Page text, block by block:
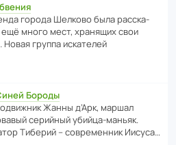
города Шелково была расска­
много мест, хранящих свои
группа иска­телей
Бороды
Жанны д’Арк, маршал
серийный убийца-маньяк.
Тиберий – совре­менник Иисуса…